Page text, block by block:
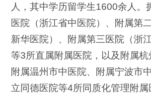
人，其中学历留学生1600余人。
医院（浙江省中医院）、附属第
新华医院）、附属第三医院（浙
等3所直属附属医院，以及附属杭
附属温州市中医院、附属宁波市
立同德医院等4所同质化管理附属